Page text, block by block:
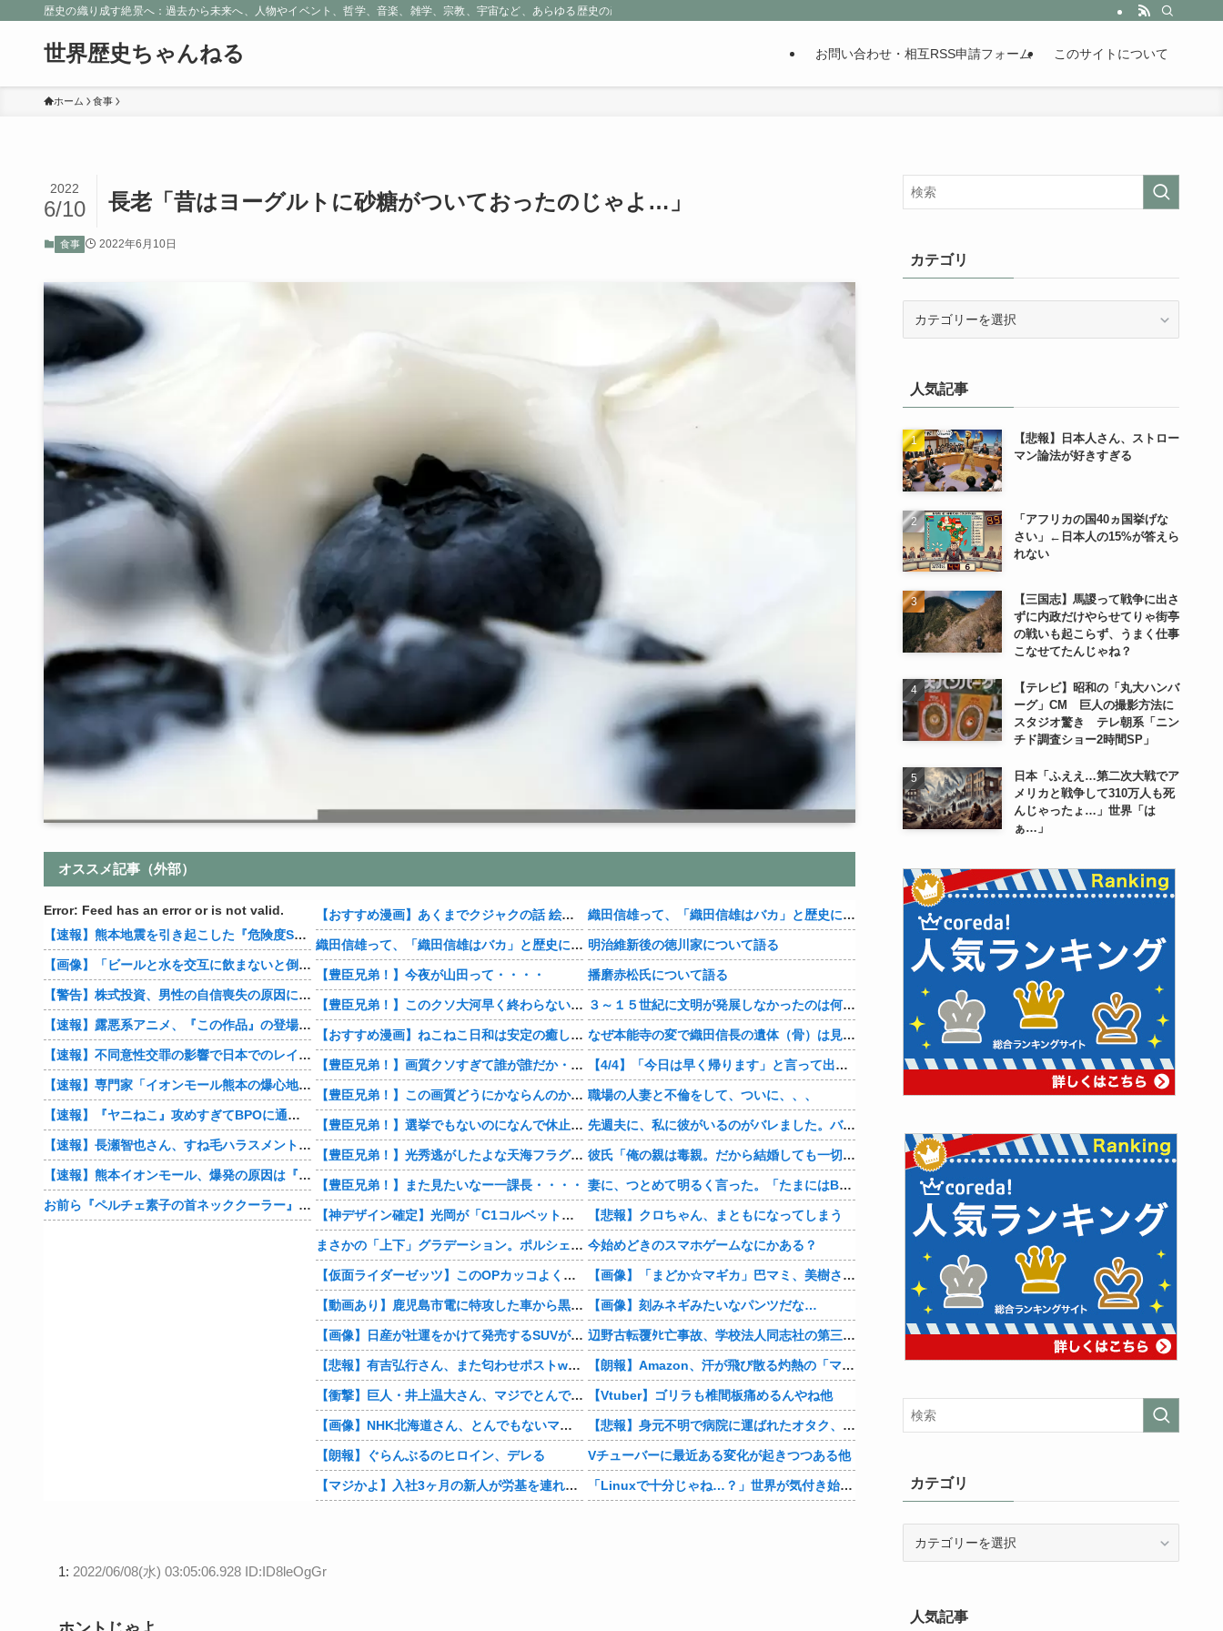
歴史の織り成す絶景へ：過去から未来へ、人物やイベント、哲学、音楽、雑学、宗教、宇宙など、あらゆる歴史の産物に包まれる魅惑の世界を探求しよう。歴史が苦手な人も魅了するまとめサイトです。
世界歴史ちゃんねる お問い合わせ・相互RSS申請フォーム このサイトについて
ホーム 食事
長老「昔はヨーグルトに砂糖がついておったのじゃよ…」
2022
6/10
食事 2022年6月10日
オススメ記事（外部）
Error: Feed has an error or is not valid.
【速報】熊本地震を引き起こした『危険度Sランク断層』日本のド真ん中に10カ所もあると判明
【画像】「ビールと水を交互に飲まないと倒れるグラス」発売
【警告】株式投資、男性の自信喪失の原因に… 6割超が「人生の敗者」自認
【速報】露悪系アニメ、『この作品』の登場で最盛期を迎えてしまう…
【速報】不同意性交罪の影響で日本でのレイプ認知件数爆増
【速報】専門家「イオンモール熊本の爆心地に”こんなもの”があったんだけど…」
【速報】『ヤニねこ』攻めすぎてBPOに通報される
【速報】長瀬智也さん、すね毛ハラスメントを謝罪「不快な思いをさせて申し訳ありませんでした」
【速報】熊本イオンモール、爆発の原因は『これ』の可能性
お前ら『ペルチェ素子の首ネッククーラー』使ったことあるか？
【おすすめ漫画】あくまでクジャクの話 絵が綺麗・・・・
織田信雄って、「織田信雄はバカ」と歴史に書かれているが今まで家が残っているんでバカではないよな？
【豊臣兄弟！】今夜が山田って・・・・
【豊臣兄弟！】このクソ大河早く終わらないかな・・・？
【おすすめ漫画】ねこねこ日和は安定の癒し・・・・
【豊臣兄弟！】画質クソすぎて誰が誰だか・・・？
【豊臣兄弟！】この画質どうにかならんのか・・・？
【豊臣兄弟！】選挙でもないのになんで休止・・・？
【豊臣兄弟！】光秀逃がしたよな天海フラグすぎる・・・・
【豊臣兄弟！】また見たいなー一課長・・・・
【神デザイン確定】光岡が「C1コルベット風」新型オープンカーの最新ティーザー画像を公開、マツダ・ロードスターの信頼性にレトロな外観がドッキング
まさかの「上下」グラデーション。ポルシェが豪州75周年を祝う特別モデル「911 Turbo S Land Down Under」を発表、1951年の「見果てぬ夢」が内外装に再現
【仮面ライダーゼッツ】このOPカッコよくない？本編の展開ちゃんと反映してて完成度高いし
【動画あり】鹿児島市電に特攻した車から黒服3人組が車を乗り捨てて逃走
【画像】日産が社運をかけて発売するSUVがこちらです‥‥
【悲報】有吉弘行さん、また匂わせポストwwwwwwwwwwwwwwww
【衝撃】巨人・井上温大さん、マジでとんでもない事態にwww
【画像】NHK北海道さん、とんでもないマシュマロ女子をキャスターに起用してしまうwwwwwwww
【朗報】ぐらんぶるのヒロイン、デレる
【マジかよ】入社3ヶ月の新人が労基を連れて来て「90連勤させられました」「労働基準法違反です」→俺「彼は30連休中ですが?」
織田信雄って、「織田信雄はバカ」と歴史に書かれているが今まで家が残っているんでバカではないよな？
明治維新後の徳川家について語る
播磨赤松氏について語る
３～１５世紀に文明が発展しなかったのは何故か？
なぜ本能寺の変で織田信長の遺体（骨）は見つからなかったのか
【4/4】「今日は早く帰ります」と言って出て行く妻が、何ヶ月ぶりだろう、見送る私に振り返って手を振っている。罪のなせる気持ちの表れなのか。今日の午後調査員から連絡が入る…
職場の人妻と不倫をして、ついに、、、
先週夫に、私に彼がいるのがバレました。バレ覚悟での朝帰りでしたが・・・ 私は意志を持って彼に抱かれました。その時にはもう結婚生活を終わりにする覚悟が出来ていました。
彼氏「俺の親は毒親。だから結婚しても一切関わらなくていい」私「うん」彼氏「そのかわり俺もお前の親と一切関わらない。結婚の挨拶にも行かない」私「えっ」
妻に、つとめて明るく言った。「たまにはB（俺の親友）も呼んで家で鍋でもしようか。」妻は箸を持つ手をブルブル震わせながら「何でBさんなの？」と。お前の浮気相手だからだよ！！
【悲報】クロちゃん、まともになってしまう
今始めどきのスマホゲームなにかある？
【画像】「まどか☆マギカ」巴マミ、美樹さやか、佐倉杏子エロすぎ放課後えんこーハメ撮りどぴゅどぴゅエチエチが最高すぎる❣
【画像】刻みネギみたいなパンツだな…
辺野古転覆ﾀﾋ亡事故、学校法人同志社の第三者委員会が調査報告書を公表 … 安全配慮義務違反や安全管理に関する検証を妨げた組織風土の存在を指摘
【朗報】Amazon、汗が飛び散る灼熱の「マンガ毎週末セール（50%還元）」を開催！他
【Vtuber】ゴリラも椎間板痛めるんやね他
【悲報】身元不明で病院に運ばれたオタク、待ち受けから「ラブライブ」と呼ばれるｗｗｗｗ他
Vチューバーに最近ある変化が起きつつある他
「Linuxで十分じゃね…？」世界が気付き始める他
1: 2022/06/08(水) 03:05:06.928 ID:ID8leOgGr
カテゴリ
人気記事
【悲報】日本人さん、ストロー
マン論法が好きすぎる
「アフリカの国40ヵ国挙げな
さい」←日本人の15%が答えら
れない
【三国志】馬謖って戦争に出さ
ずに内政だけやらせてりゃ街亭
の戦いも起こらず、うまく仕事
こなせてたんじゃね？
【テレビ】昭和の「丸大ハンバ
ーグ」CM 巨人の撮影方法に
スタジオ驚き テレ朝系「ニン
チド調査ショー2時間SP」
日本「ふええ…第二次大戦でア
メリカと戦争して310万人も死
んじゃったょ…」世界「は
ぁ…」
カテゴリ
人気記事